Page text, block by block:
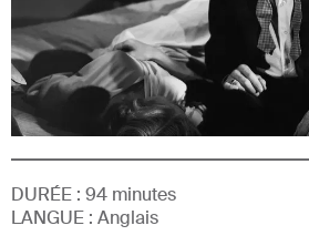
DURÉE : 94 minutes
LANGUE : Anglais